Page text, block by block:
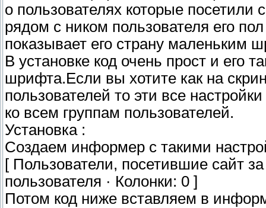
о пользователях которые посетили
рядом с ником пользователя его
показывает его страну маленьким
В установке код очень прост и его
шрифта.Если вы хотите как на
пользователей то эти все
ко всем группам пользователей.
Установка :
Создаем информер с такими
[ Пользователи, посетившие сайт
пользователя · Колонки: 0 ]
Потом код ниже вставляем в